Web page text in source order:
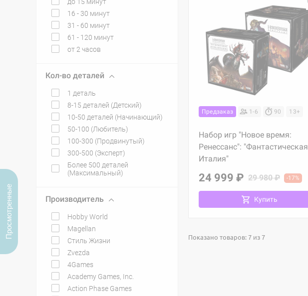
16 - 30 минут
31 - 60 минут
61 - 120 минут
от 2 часов
Кол-во деталей
1 деталь
8-15 деталей (Детский)
10-50 деталей (Начинающий)
50-100 (Любитель)
100-300 (Продвинутый)
300-500 (Эксперт)
Более 500 деталей
(Максимальный)
Производитель
Hobby World
Magellan
Стиль Жизни
Zvezda
4Games
Academy Games, Inc.
Action Phase Games
Предзаказ 1-6 90 13+
Набор игр "Новое время:
Ренессанс": "Фантастическая
Италия"
24 999 ₽ 29 980 ₽ -17%
Купить
Показано товаров: 7 из 7
Просмотренные